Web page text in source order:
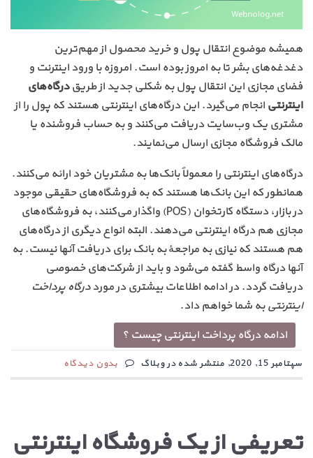
همیشه موضوع انتقال پول و خرید محصول از مهم‌ترین
دغدغه‌های بشر تا به امروز بوده است. امروزه با ورود اینترنت و
فضای مجازی این انتقال پول به شکلی جدید از طریقدرگاه‌های
اینترنتی انجام می‌گیرد. این درگاه‌های اینترنتی هستند که پول را از
مشتری یک وب‌سایت دریافت می‌کنند و به حساب فروشنده یا
مالک فروشگاه مجازی ارسال می‌نمایند.
درگاه‌های اینترنتی را معمولاً بانک‌ها به مشتریان خود ارائه می‌کنند.
همانطور که این بانک‌ها هستند که به فروشگاه‌های حقیقی موجود
در بازار، دستگاه کارتخوان (POS) واگذار می‌کنند، به فروشگاه‌های
مجازی هم درگاه اینترنتی می‌دهند. البته انواع دیگری از درگاه‌های
هم هستند که نیازی به مراجعهٔ به بانک برای دریافت آنها نیست. به
آنها درگاه واسط گفته می‌شود و باید از شرکت‌های خصوصی
دریافت گردد. در ادامه اطلاعات بیشتری در مورددرگاه پرداخت
اینترنتیبه شما خواهم داد.
ادامه درگاه پرداخت اینترنتی چیست ؟
سپتامبر 15, 2020, منتشر شده در وبلاگ بدون دیدگاه
تعریفی از یک فروشگاه اینترنتی